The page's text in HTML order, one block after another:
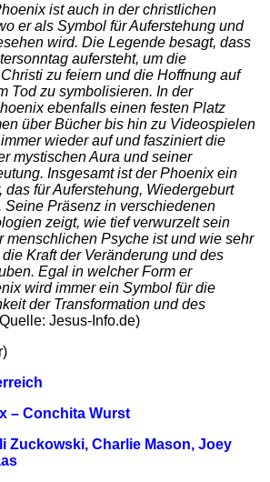
ist auch in der christlichen
er als Symbol für Auferstehung und
wird. Die Legende besagt, dass
aufersteht, um die
zu feiern und die Hoffnung auf
Tod zu symbolisieren. In der
ebenfalls einen festen Platz
über Bücher bis hin zu Videospielen
wieder auf und fasziniert die
mystischen Aura und seiner
Insgesamt ist der Phoenix ein
das für Auferstehung, Wiedergeburt
Seine Präsenz in verschiedenen
zeigt, wie tief verwurzelt sein
menschlichen Psyche ist und wie sehr
Kraft der Veränderung und des
Egal in welcher Form er
wird immer ein Symbol für die
der Transformation und des
Jesus-Info.de)
– Conchita Wurst
Zuckowski, Charlie Mason, Joey